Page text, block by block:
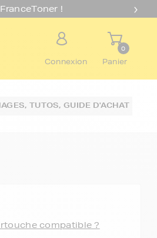
!
Connexion
0
Panier
TUTOS,GUIDE D'ACHAT
compatible ?